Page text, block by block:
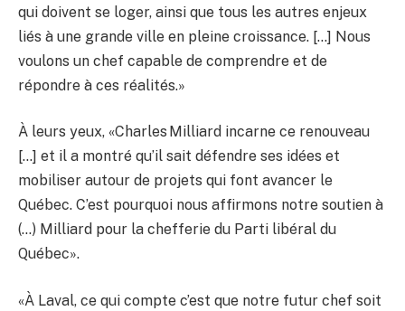
qui doivent se loger, ainsi que tous les autres enjeux
liés à une grande ville en pleine croissance. […] Nous
voulons un chef capable de comprendre et de
répondre à ces réalités.»
À leurs yeux, «Charles Milliard incarne ce renouveau
[…] et il a montré qu’il sait défendre ses idées et
mobiliser autour de projets qui font avancer le
Québec. C’est pourquoi nous affirmons notre soutien à
(…) Milliard pour la chefferie du Parti libéral du
Québec».
«À Laval, ce qui compte c’est que notre futur chef soit